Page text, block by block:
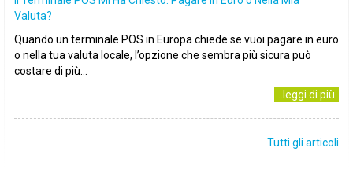
Valuta?
Quando un terminale POS in Europa chiede se vuoi pagare in euro
o nella tua valuta locale, l’opzione che sembra più sicura può
costare di più...
..leggi di più
Tutti gli articoli